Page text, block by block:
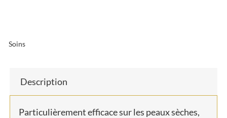
Soins
Description
Particulièrement efficace sur les peaux sèches,